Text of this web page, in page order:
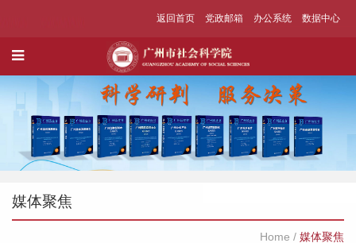
返回首页 党政邮箱 办公系统 数据中心
媒体聚焦
Home / 媒体聚焦